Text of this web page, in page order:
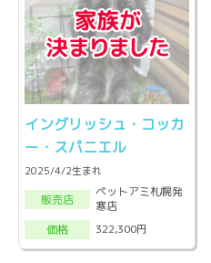
イングリッシュ・コッカ
ー・スパニエル
2025/4/2生まれ
販売店
ペットアミ札幌発
寒店
価格
322,300円